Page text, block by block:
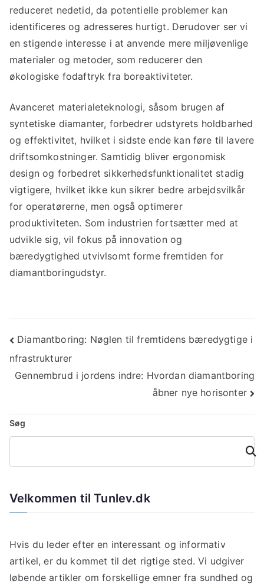
reduceret nedetid, da potentielle problemer kan
identificeres og adresseres hurtigt. Derudover ser vi
en stigende interesse i at anvende mere miljøvenlige
materialer og metoder, som reducerer den
økologiske fodaftryk fra boreaktiviteter.
Avanceret materialeteknologi, såsom brugen af
syntetiske diamanter, forbedrer udstyrets holdbarhed
og effektivitet, hvilket i sidste ende kan føre til lavere
driftsomkostninger. Samtidig bliver ergonomisk
design og forbedret sikkerhedsfunktionalitet stadig
vigtigere, hvilket ikke kun sikrer bedre arbejdsvilkår
for operatørerne, men også optimerer
produktiviteten. Som industrien fortsætter med at
udvikle sig, vil fokus på innovation og
bæredygtighed utvivlsomt forme fremtiden for
diamantboringudstyr.
Indlægsnavigation
Diamantboring: Nøglen til fremtidens bæredygtige i
nfrastrukturer
Gennembrud i jordens indre: Hvordan diamantboring
åbner nye horisonter
Søg
Søg
Velkommen til Tunlev.dk
Hvis du leder efter en interessant og informativ
artikel, er du kommet til det rigtige sted. Vi udgiver
løbende artikler om forskellige emner fra sundhed og